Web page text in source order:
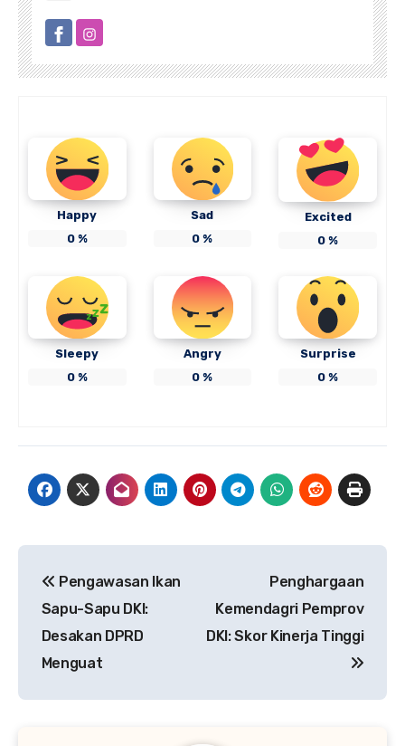
Happy
0%
Sad
0 %
Excited
0 %
Sleepy
0%
Angry
0 %
Surprise
0 %
pos
Pengawasan Ikan
Sapu-Sapu DKI:
Desakan DPRD
Menguat
Penghargaan
Kemendagri Pemprov
DKI: Skor Kinerja Tinggi